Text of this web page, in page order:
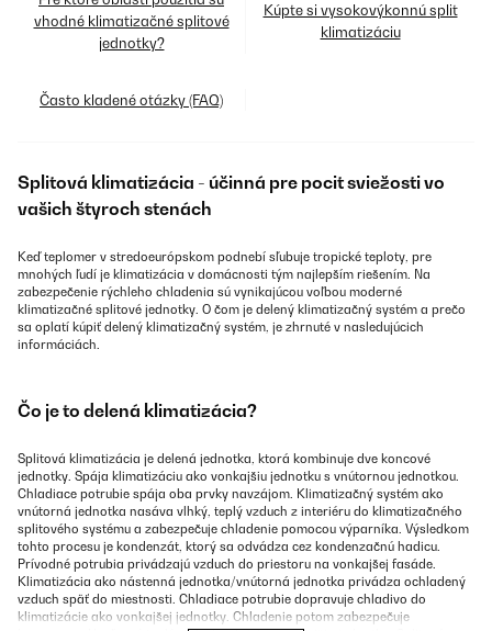
vhodné klimatizačné splitové
jednotky?
Kúpte si vysokovýkonnú split
klimatizáciu
Často kladené otázky (FAQ)
Splitová klimatizácia - účinná pre pocit sviežosti vo
vašich štyroch stenách
Keď teplomer v stredoeurópskom podnebí sľubuje tropické teploty, pre
mnohých ľudí je klimatizácia v domácnosti tým najlepším riešením. Na
zabezpečenie rýchleho chladenia sú vynikajúcou voľbou moderné
klimatizačné splitové jednotky. O čom je delený klimatizačný systém a prečo
sa oplatí kúpiť delený klimatizačný systém, je zhrnuté v nasledujúcich
informáciách.
Čo je to delená klimatizácia?
Splitová klimatizácia je delená jednotka, ktorá kombinuje dve koncové
jednotky. Spája klimatizáciu ako vonkajšiu jednotku s vnútornou jednotkou.
Chladiace potrubie spája oba prvky navzájom. Klimatizačný systém ako
vnútorná jednotka nasáva vlhký, teplý vzduch z interiéru do klimatizačného
splitového systému a zabezpečuje chladenie pomocou výparníka. Výsledkom
tohto procesu je kondenzát, ktorý sa odvádza cez kondenzačnú hadicu.
Prívodné potrubia privádzajú vzduch do priestoru na vonkajšej fasáde.
Klimatizácia ako nástenná jednotka/vnútorná jednotka privádza ochladený
vzduch späť do miestnosti. Chladiace potrubie dopravuje chladivo do
klimatizácie ako vonkajšej jednotky. Chladenie potom zabezpečuje